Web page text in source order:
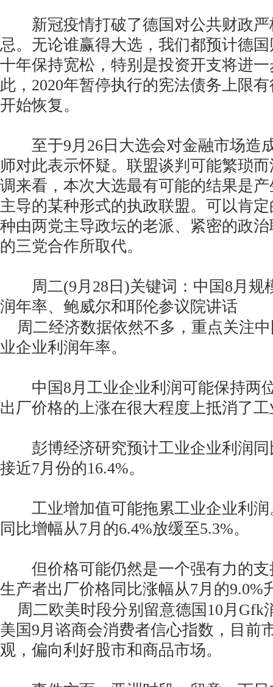
新冠疫情打破了德国对公共财政严
忌。无论谁赢得大选，我们都预计德
十年保持宽松，特别是投资开支将进
此，2020年暂停执行的宪法债务上限
开始恢复。
至于9月26日大选会对金融市场造
师对此表示怀疑。联盟谈判可能繁琐
调来看，本次大选最有可能的结果是产
主导的某种形式的执政联盟。可以肯
种由两党主导政坛的老派、紧密的政
的三党合作所取代。
周二(9月28日)关键词：中国8月规
润年率、鲍威尔和耶伦参议院讲话
周二经济数据依然不多，重点关注
业企业利润年率。
中国8月工业企业利润可能保持两
出厂价格的上涨在很大程度上抵消了
彭博经济研究预计工业企业利润同
接近7月份的16.4%。
工业增加值可能拖累工业企业利润
同比增幅从7月的6.4%放缓至5.3%。
但价格可能仍然是一个强有力的支
生产者出厂价格同比涨幅从7月的9.0%
周二欧美时段分别留意德国10月Gfk
美国9月谘商会消费者信心指数，目前
观，偏向利好股市和商品市场。